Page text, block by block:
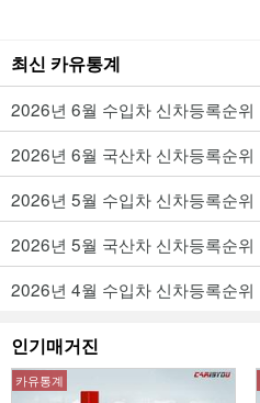
최신 카유통계
2026년 6월 수입차 신차등록순위
2026년 6월 국산차 신차등록순위
2026년 5월 수입차 신차등록순위
2026년 5월 국산차 신차등록순위
2026년 4월 수입차 신차등록순위
인기매거진
카유통계